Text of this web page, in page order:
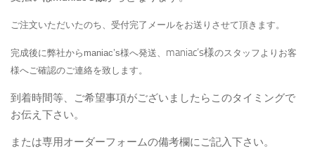
ご注文いただいたのち、受付完了メールをお送りさせて頂きます。
完成後に弊社からmaniac’s様へ発送、 maniac’s様のスタッフよりお客
様へご確認のご連絡を致します。
到着時間等、ご希望事項がございましたらこのタイミングで
お伝え下さい。
または専用オーダーフォームの備考欄にご記入下さい。